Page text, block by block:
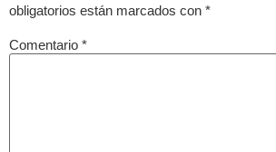
obligatorios están marcados con *
Comentario *